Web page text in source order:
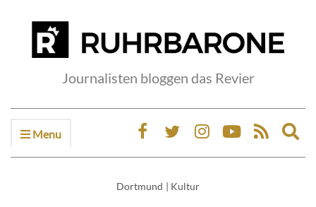
Journalisten bloggen das Revier
Menu
Dortmund | Kultur